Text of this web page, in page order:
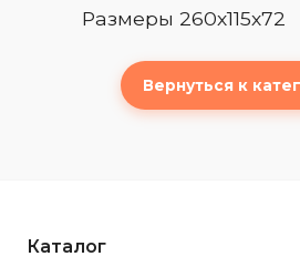
Размеры 260х115х72
Вернуться к
Каталог